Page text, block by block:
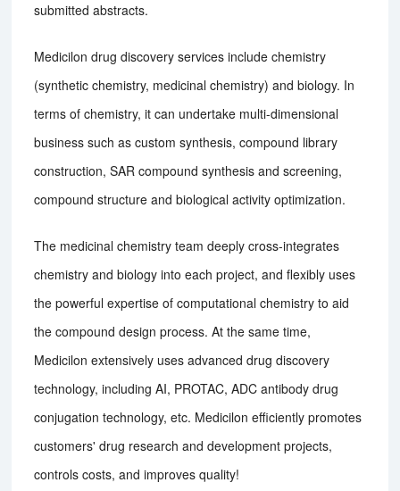
submitted abstracts.
Medicilon drug discovery services include chemistry
(synthetic chemistry, medicinal chemistry) and biology. In
terms of chemistry, it can undertake multi-dimensional
business such as custom synthesis, compound library
construction, SAR compound synthesis and screening,
compound structure and biological activity optimization.
The medicinal chemistry team deeply cross-integrates
chemistry and biology into each project, and flexibly uses
the powerful expertise of computational chemistry to aid
the compound design process. At the same time,
Medicilon extensively uses advanced drug discovery
technology, including AI, PROTAC, ADC antibody drug
conjugation technology, etc. Medicilon efficiently promotes
customers' drug research and development projects,
controls costs, and improves quality!